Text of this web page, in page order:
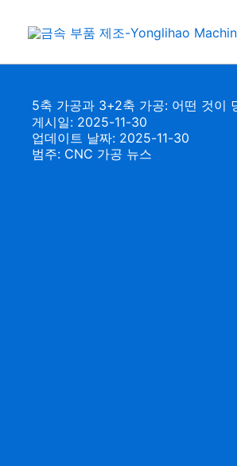
5축 가공과 3+2축 가공: 어떤 것이
게시일: 2025-11-30
업데이트 날짜: 2025-11-30
범주: CNC 가공 뉴스